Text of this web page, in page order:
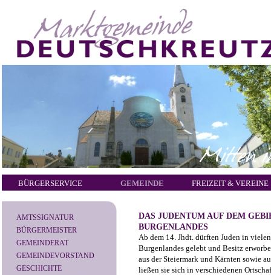
BÜRGERSERVICE GEMEINDE FREIZEIT & VEREINE
AMTSSIGNATUR
BÜRGERMEISTER
GEMEINDERAT
GEMEINDEVORSTAND
GESCHICHTE
DAS JUDENTUM AUF DEM
BURGENLANDES
Ab dem 14. Jhdt. dürften Juden in
Burgenlandes gelebt und Besitz
aus der Steiermark und Kärnten sowie
ließen sie sich in verschiedenen